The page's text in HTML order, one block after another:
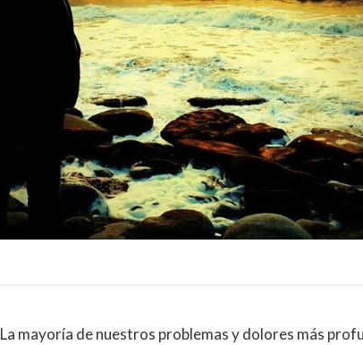
La mayoría de nuestros problemas y dolores más